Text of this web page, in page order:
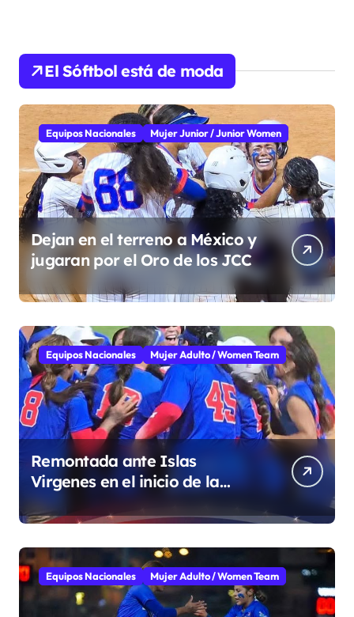
El Sóftbol está de moda
Equipos Nacionales Mujer Junior / Junior Women
Dejan en el terreno a México y
jugaran por el Oro de los JCC
Equipos Nacionales Mujer Adulto / Women Team
Remontada ante Islas
Virgenes en el inicio de la
Super Ronda
Equipos Nacionales Mujer Adulto / Women Team